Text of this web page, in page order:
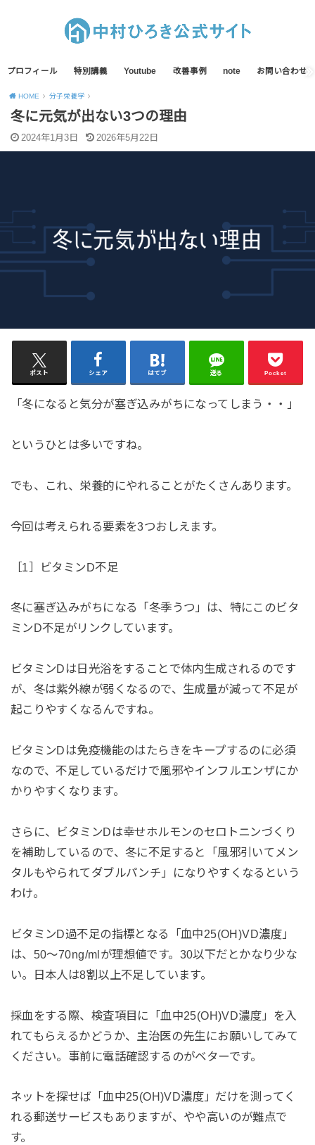
プロフィール 特別講義 Youtube 改善事例 note お問い合わせ
HOME 分子栄養学
冬に元気が出ない3つの理由
2024年1月3日 2026年5月22日
ポスト シェア はてブ 送る Pocket
「冬になると気分が塞ぎ込みがちになってしまう・・」
というひとは多いですね。
でも、これ、栄養的にやれることがたくさんあります。
今回は考えられる要素を3つおしえます。
［1］ビタミンD不足
冬に塞ぎ込みがちになる「冬季うつ」は、特にこのビタ
ミンD不足がリンクしています。
ビタミンDは日光浴をすることで体内生成されるのです
が、冬は紫外線が弱くなるので、生成量が減って不足が
起こりやすくなるんですね。
ビタミンDは免疫機能のはたらきをキープするのに必須
なので、不足しているだけで風邪やインフルエンザにか
かりやすくなります。
さらに、ビタミンDは幸せホルモンのセロトニンづくり
を補助しているので、冬に不足すると「風邪引いてメン
タルもやられてダブルパンチ」になりやすくなるという
わけ。
ビタミンD過不足の指標となる「血中25(OH)VD濃度」
は、50〜70ng/mlが理想値です。30以下だとかなり少な
い。日本人は8割以上不足しています。
採血をする際、検査項目に「血中25(OH)VD濃度」を入
れてもらえるかどうか、主治医の先生にお願いしてみて
ください。事前に電話確認するのがベターです。
ネットを探せば「血中25(OH)VD濃度」だけを測ってく
れる郵送サービスもありますが、やや高いのが難点で
す。